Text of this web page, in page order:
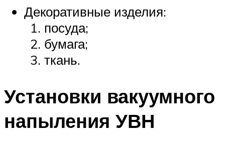
Декоративные изделия:
посуда;
бумага;
ткань.
Установки вакуумного
напыления УВН